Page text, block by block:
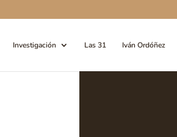
Investigación Las 31 Iván Ordóñez